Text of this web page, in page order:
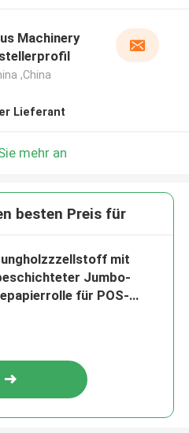
Nachricht
Machinery
,China
Lieferant
mehr an
besten Preis für
mit
Jumbo-
für POS-